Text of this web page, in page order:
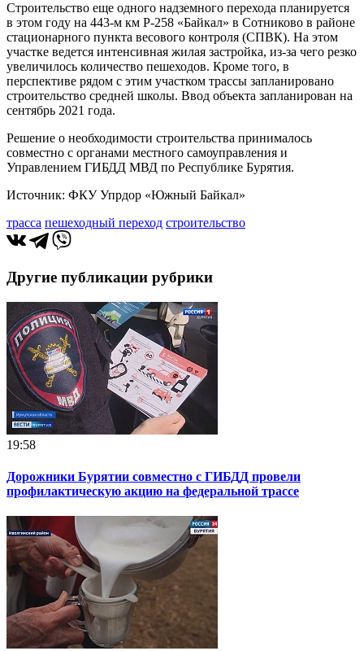
Строительство еще одного надземного перехода планируется
в этом году на 443-м км Р-258 «Байкал» в Сотниково в районе
стационарного пункта весового контроля (СПВК). На этом
участке ведется интенсивная жилая застройка, из-за чего резко
увеличилось количество пешеходов. Кроме того, в
перспективе рядом с этим участком трассы запланировано
строительство средней школы. Ввод объекта запланирован на
сентябрь 2021 года.
Решение о необходимости строительства принималось
совместно с органами местного самоуправления и
Управлением ГИБДД МВД по Республике Бурятия.
Источник: ФКУ Упрдор «Южный Байкал»
трасса пешеходный переход строительство
Другие публикации рубрики
19:58
Дорожники Бурятии совместно с ГИБДД провели
профилактическую акцию на федеральной трассе